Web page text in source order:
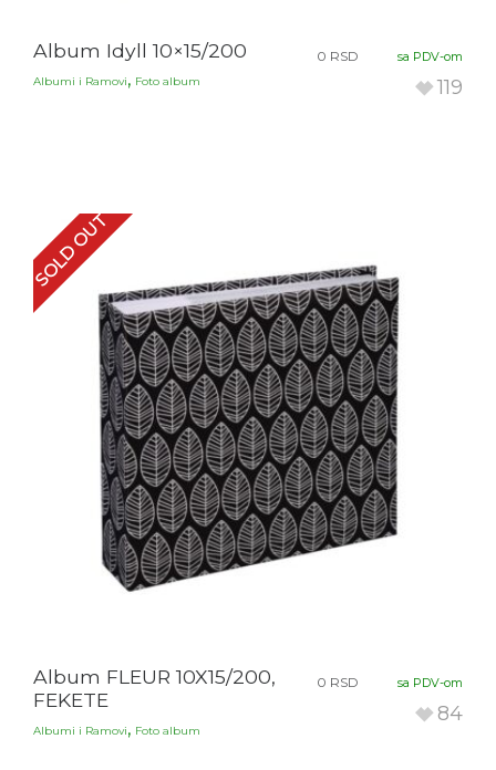
Album Idyll 10×15/200
Albumi i Ramovi, Foto album
0 RSD sa PDV-om
119
SOLD OUT
Album FLEUR 10X15/200,
FEKETE
Albumi i Ramovi, Foto album
0 RSD sa PDV-om
84